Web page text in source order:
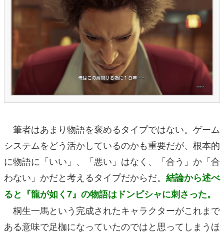
筆者はあまり物語を褒めるタイプではない。ゲーム
システムをどう活かしているのかも重要だが、根本的
に物語に「いい」、「悪い」はなく、「合う」か「合
わない」かだと考えるタイプだからだ。 結論から述べ
ると『龍が如く7』の物語はドンピシャに刺さった。
桐生一馬という完成されたキャラクターがこれまで
ある意味で足枷になっていたのではと思ってしまうほ